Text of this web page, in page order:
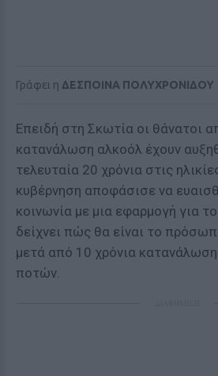
Γράφει η ΔΕΣΠΟΙΝΑ ΠΟΛΥΧΡΟΝΙΔΟΥ
Επειδή στη Σκωτία οι θάνατοι
κατανάλωση αλκοόλ έχουν
τελευταία 20 χρόνια στις
κυβέρνηση αποφάσισε να
κοινωνία με μια εφαρμογή για
δείχνει πώς θα είναι το
μετά από 10 χρόνια
ποτών.